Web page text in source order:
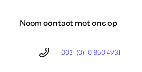
Neem contact met ons op
0031 (0) 10 850 4931